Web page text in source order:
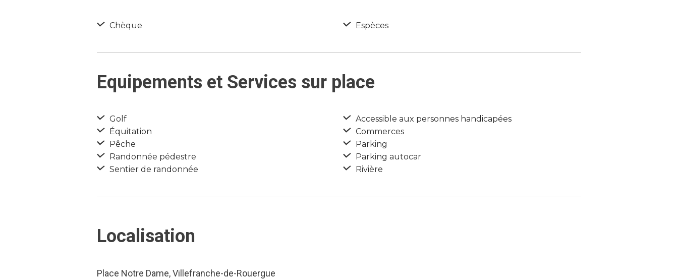
Chèque Espèces
Equipements et Services sur place
Golf
Équitation
Pêche
Randonnée pédestre
Sentier de randonnée
Accessible aux personnes handicapées
Commerces
Parking
Parking autocar
Rivière
Localisation
Place Notre Dame, Villefranche-de-Rouergue